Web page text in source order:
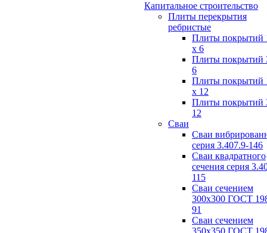
Капитальное строительство
Плиты перекрытия
ребристые
Плиты покрытий
x 6
Плиты покрытий
6
Плиты покрытий
x 12
Плиты покрытий
12
Сваи
Сваи
серия 3.407.9-146
Сваи квадратного
сечения серия
115
Сваи сечением
300х300 ГОСТ
91
Сваи сечением
350х350 ГОСТ